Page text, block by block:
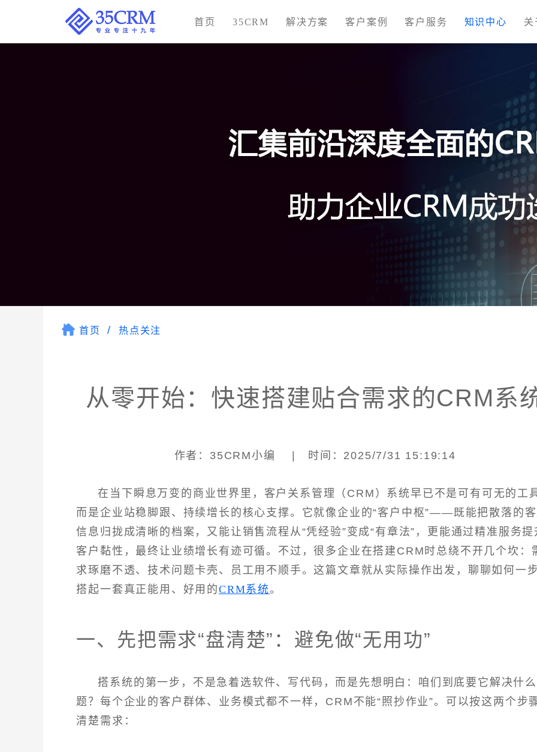
首页 35CRM 解决方案 客户案例 客户服务 知识中心 关
首页 热点关注
从零开始：快速搭建贴合需求的CRM系
作者：35CRM小编 | 时间：2025/7/31 15:19:14
在当下瞬息万变的商业世界里，客户关系管理（CRM）系统早已不是可有可无的工
而是企业站稳脚跟、持续增长的核心支撑。它就像企业的“客户中枢”——既能把散落的
信息归拢成清晰的档案，又能让销售流程从“凭经验”变成“有章法”，更能通过精准服务提
客户黏性，最终让业绩增长有迹可循。不过，很多企业在搭建CRM时总绕不开几个坎：
求琢磨不透、技术问题卡壳、员工用不顺手。这篇文章就从实际操作出发，聊聊如何一
搭起一套真正能用、好用的CRM系统。
一、先把需求“盘清楚”：避免做“无用功”
搭系统的第一步，不是急着选软件、写代码，而是先想明白：咱们到底要它解决什
题？每个企业的客户群体、业务模式都不一样，CRM不能“照抄作业”。可以按这两个步
清楚需求：